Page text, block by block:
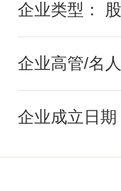
企业类型：
企业高管/名
企业成立日